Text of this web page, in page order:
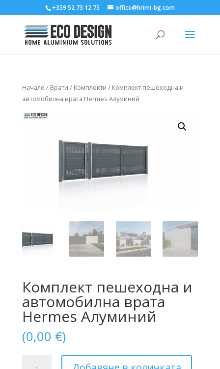
+359 52 73 12 75 office@hrimi-bg.com
Начало / Врати / Комплекти / Комплект пешеходна и
автомобилна врата Hermes Алуминий
Комплект пешеходна и
автомобилна врата
Hermes Алуминий
(0,00 €)